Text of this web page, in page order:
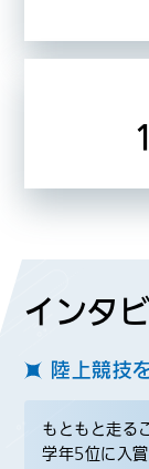
インタ
陸上競技
もともと走る
学年5位に入